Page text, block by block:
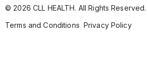
© 2026 CLL HEALTH. All Rights Reserved.
Terms and Conditions Privacy Policy